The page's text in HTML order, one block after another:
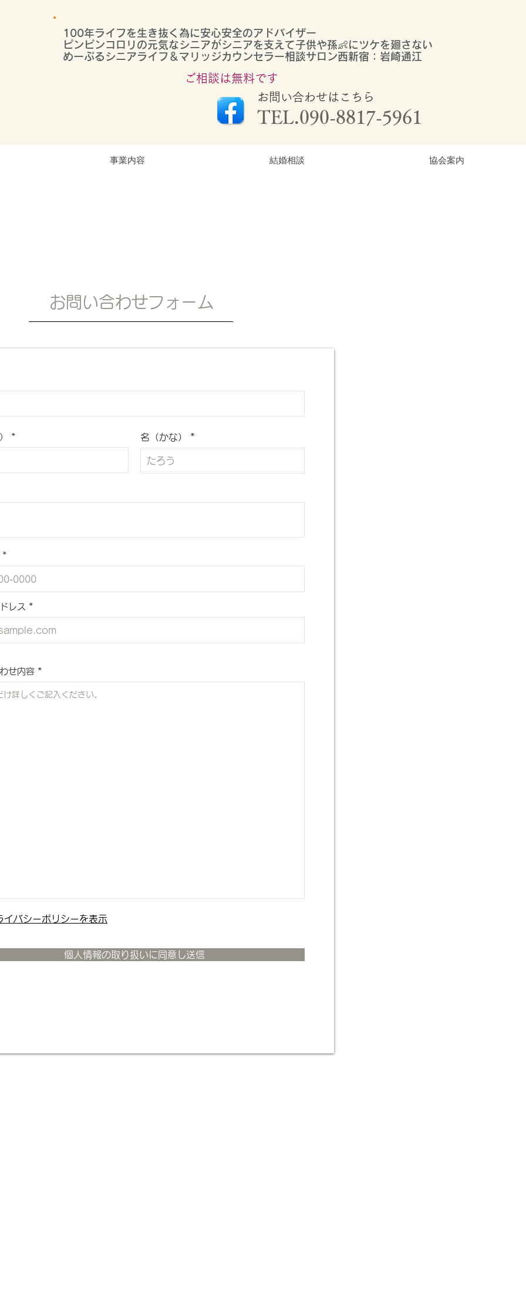
100年ライフを生き抜く為に安心安全のアドバイザー
ピンピンコロリの元気なシニアがシニアを支えて子供や孫👶にツケを廻さない
めーぷるシニアライフ＆マリッジカウンセラー相談サロン西新宿：岩崎通江
ご相談は無料です
​お問い合わせはこちら
TEL.090-8817-5961
事業内容 結婚相談 協会案内
​お問い合わせフォーム
名（かな）
レス
せ内容
バシーポリシーを表示
個人情報の取り扱いに同意し送信